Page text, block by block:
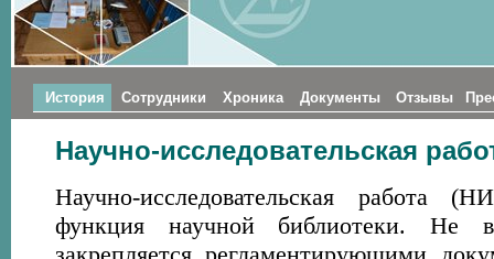
История Сотрудники Хроника Документы Отзывы
Научно-исследовательская
Научно-исследовательская работа
функция научной библиотеки. Не